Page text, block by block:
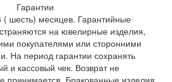
Гарантии
шесть) месяцев. Гарантийные
на ювелирные изделия,
покупателями или сторонними
На период гарантии сохранять
и кассовый чек. Возврат не